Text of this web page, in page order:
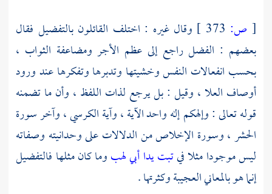
[ ص:
وقال غيره : اختلف القائلون بالتفضيل فقال
بعضهم : الفضل راجع إلى عظم الأجر ومضاعفة الثواب ،
بحسب انفعالات النفس وخشيتها وتدبرها وتفكرها عند ورود
أوصاف العلا ، وقيل : بل يرجع لذات اللفظ ، وأن ما تضمنه
قوله تعالى : وإلهكم إله واحد الآية ، وآية الكرسي ، وآخر سورة
الحشر ، وسورة الإخلاص من الدلالات على وحدانيته وصفاته
ليس موجودا مثلا فيتبت يدا أبي لهبوما كان مثلها فالتفضيل
إنما هو بالمعاني العجيبة وكثرتها .